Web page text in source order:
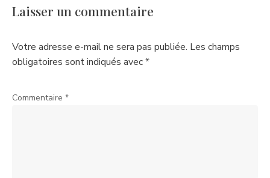
Laisser un commentaire
Votre adresse e-mail ne sera pas publiée. Les champs
obligatoires sont indiqués avec*
Commentaire *